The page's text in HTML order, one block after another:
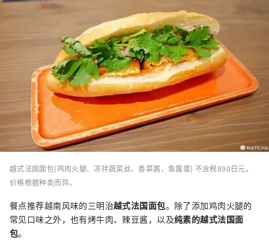
越式法国面包(鸡肉火腿、凉拌蔬菜丝、香菜酱、鱼露蛋) 不含税890日元。
价格根据种类而异。
餐点推荐越南风味的三明治越式法国面包。除了添加鸡肉火腿的
常见口味之外，也有烤牛肉、辣豆酱，以及纯素的越式法国面
包。